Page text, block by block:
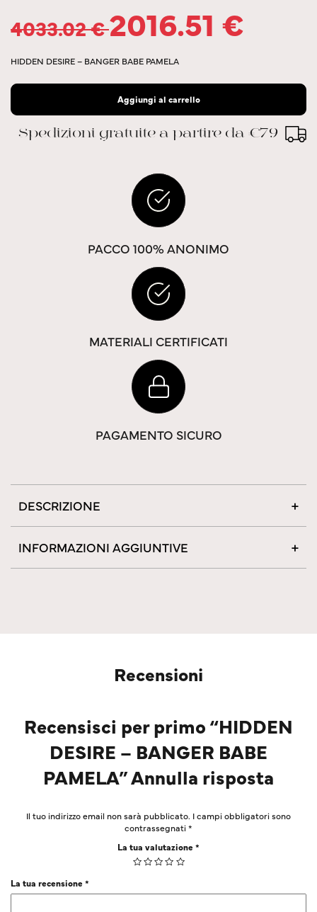
4033.02€2016.51 €
HIDDEN DESIRE – BANGER BABE PAMELA
Aggiungi al carrello
Spedizioni gratuite a partire da €79
PACCO 100% ANONIMO
MATERIALI CERTIFICATI
PAGAMENTO SICURO
DESCRIZIONE
INFORMAZIONI AGGIUNTIVE
Recensioni
Recensisci per primo “HIDDEN
DESIRE – BANGER BABE
PAMELA” Annulla risposta
Il tuo indirizzo email non sarà pubblicato. I campi obbligatori sono
contrassegnati*
La tua valutazione*
La tua recensione*